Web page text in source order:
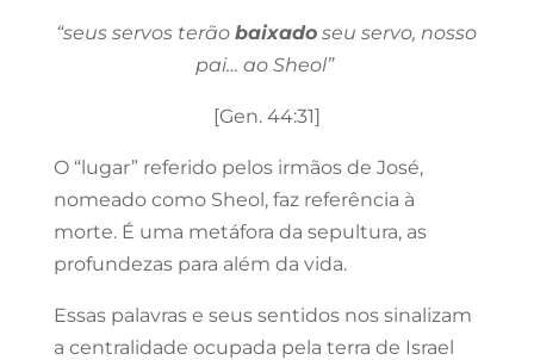
“seus servos terãobaixado seu servo, nosso
pai… ao Sheol”
[Gen. 44:31]
O “lugar” referido pelos irmãos de José,
nomeado como Sheol, faz referência à
morte. É uma metáfora da sepultura, as
profundezas para além da vida.
Essas palavras e seus sentidos nos sinalizam
a centralidade ocupada pela terra de Israel